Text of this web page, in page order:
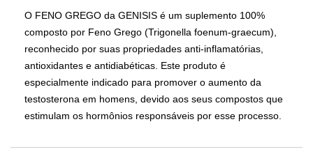
O FENO GREGO da GENISIS é um suplemento 100%
composto por Feno Grego (Trigonella foenum-graecum),
reconhecido por suas propriedades anti-inflamatórias,
antioxidantes e antidiabéticas. Este produto é
especialmente indicado para promover o aumento da
testosterona em homens, devido aos seus compostos que
estimulam os hormônios responsáveis por esse processo.